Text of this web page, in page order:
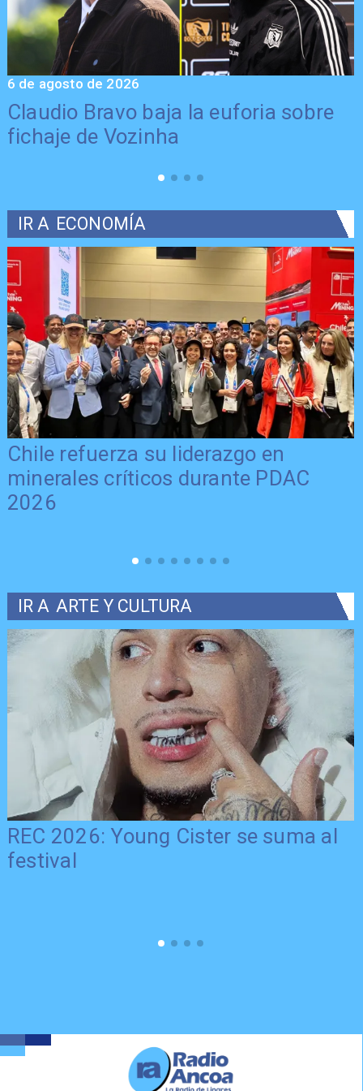
Claudio Bravo baja la euforia sobre
fichaje de Vozinha
6 de agosto de 2026
IR A ECONOMÍA
Chile refuerza su liderazgo en
minerales críticos durante PDAC
2026
IR A ARTE Y CULTURA
REC 2026: Young Cister se suma al
festival